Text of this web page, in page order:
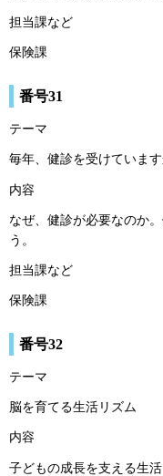
担当課など
保険課
番号31
テーマ
毎年、健診を受けていま
内容
なぜ、健診が必要なのか
う。
担当課など
保険課
番号32
テーマ
脳を育てる生活リズム
内容
子どもの成長を支える生活